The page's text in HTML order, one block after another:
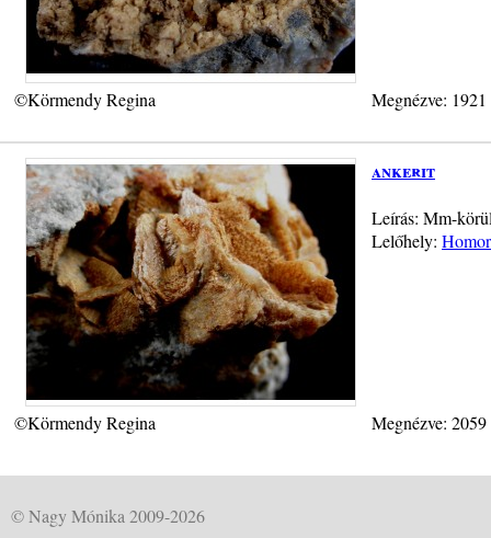
©Körmendy Regina Megnézve:
ankerit
Leírás: Mm-
Lelőhely:
©Körmendy Regina Megnézve:
© Nagy Mónika 2009-2026